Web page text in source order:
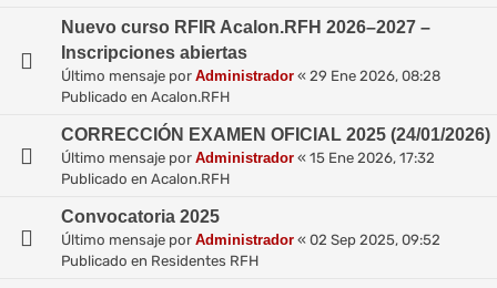
Nuevo curso RFIR Acalon.RFH 2026–2027 –
Inscripciones abiertas
Último mensaje por Administrador « 29 Ene 2026, 08:28
Publicado en Acalon.RFH
CORRECCIÓN EXAMEN OFICIAL 2025 (24/01/2026)
Último mensaje por Administrador « 15 Ene 2026, 17:32
Publicado en Acalon.RFH
Convocatoria 2025
Último mensaje por Administrador « 02 Sep 2025, 09:52
Publicado en Residentes RFH